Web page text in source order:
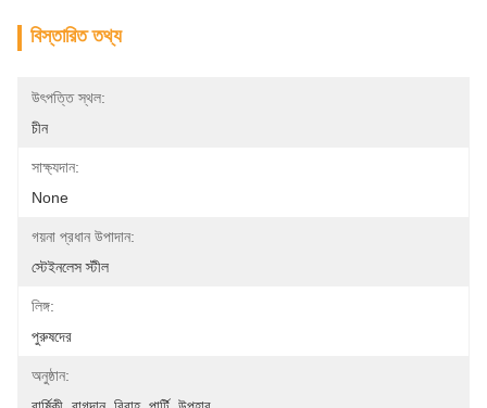
বিস্তারিত তথ্য
উৎপত্তি স্থল:
চীন
সাক্ষ্যদান:
None
গয়না প্রধান উপাদান:
স্টেইনলেস স্টীল
লিঙ্গ:
পুরুষদের
অনুষ্ঠান: